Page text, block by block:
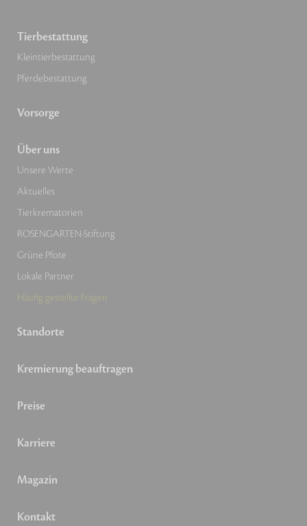
Tierbestattung
Kleintierbestattung
Pferdebestattung
Vorsorge
Über uns
Unsere Werte
Aktuelles
Tierkrematorien
ROSENGARTEN-Stiftung
Grüne Pfote
Lokale Partner
Häufig gestellte Fragen
Standorte
Kremierung beauftragen
Preise
Karriere
Magazin
Kontakt